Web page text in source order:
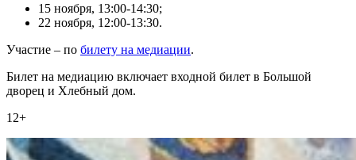
15 ноября, 13:00-14:30;
22 ноября, 12:00-13:30.
Участие – по билету на медиации.
Билет на медиацию включает входной билет в Большой
дворец и Хлебный дом.
12+